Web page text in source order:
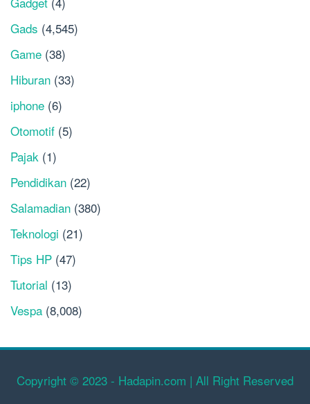
Gads (4,545)
Game (38)
Hiburan (33)
iphone (6)
Otomotif (5)
Pajak (1)
Pendidikan (22)
Salamadian (380)
Teknologi (21)
Tips HP (47)
Tutorial (13)
Vespa (8,008)
Copyright © 2023 - Hadapin.com | All Right Reserved